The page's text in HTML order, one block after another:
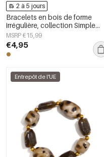
2 à 5 jours
Bracelets en bois de forme
irrégulière, collection Simple
Daily Simple, bijoux pour
femmes
MSRP €15,99
€4,95
Entrepôt de l'UE